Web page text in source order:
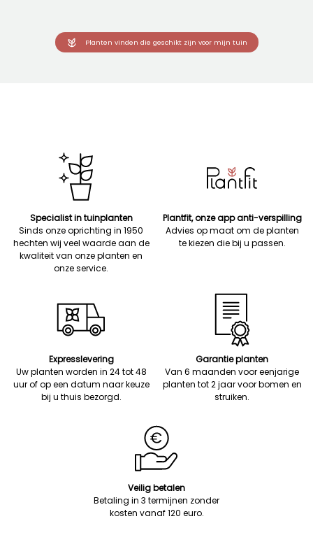
Planten vinden die geschikt zijn voor mijn tuin
Specialist in tuinplanten
Sinds onze oprichting in 1950
hechten wij veel waarde aan de
kwaliteit van onze planten en
onze service.
Plantfit, onze app anti-verspilling
Advies op maat om de planten
te kiezen die bij u passen.
Expresslevering
Uw planten worden in 24 tot 48
uur of op een datum naar keuze
bij u thuis bezorgd.
Garantie planten
Van 6 maanden voor eenjarige
planten tot 2 jaar voor bomen en
struiken.
Veilig betalen
Betaling in 3 termijnen zonder
kosten vanaf 120 euro.